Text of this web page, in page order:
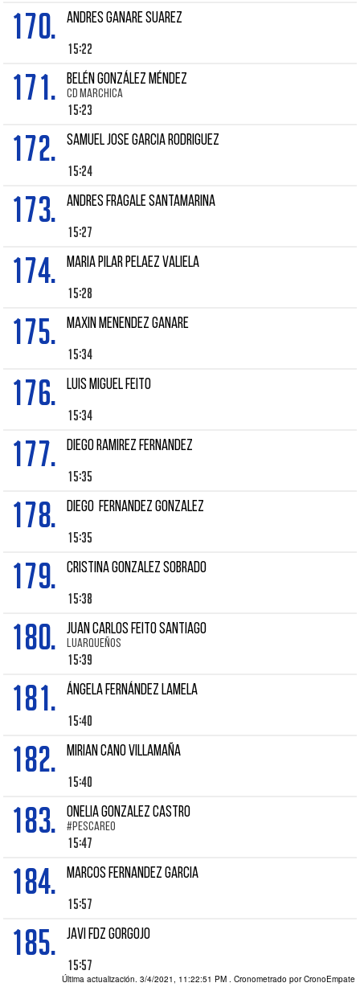
170. Andres GANARE SUAREZ
15:22
171. BELÉN GONZÁLEZ MÉNDEZ
CD MARCHICA
15:23
172. SAMUEL JOSE GARCIA RODRIGUEZ
15:24
173. ANDRES FRAGALE SANTAMARINA
15:27
174. MARIA PILAR PELAEZ VALIELA
15:28
175. Maxin MENENDEZ GANARE
15:34
176. Luis Miguel FEITO
15:34
177. DIEGO RAMIREZ FERNANDEZ
15:35
178. DIEGO FERNANDEZ GONZALEZ
15:35
179. CRISTINA GONZALEZ SOBRADO
15:38
180. JUAN CARLOS FEITO SANTIAGO
LUARQUEÑOS
15:39
181. ÁNGELA FERNÁNDEZ LAMELA
15:40
182. Mirian CANO VILLAMAÑA
15:40
183. ONELIA GONZALEZ CASTRO
#PESCAREO
15:47
184. Marcos FERNANDEZ GARCIA
15:57
185. JAVI FDZ GORGOJO
15:57
Última actualización. 3/4/2021, 11:22:51 PM . Cronometrado por CronoEmpate